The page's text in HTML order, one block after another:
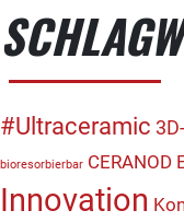
#Ultraceramic
bioresorbierbar CERANOD
Innovation